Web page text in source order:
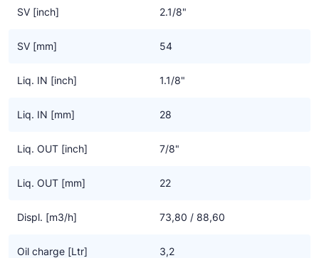
van de draairichting, evenals een oliecarter met een groot
PTC-sensoren in serie om de wikkelingstemperatuur en, indien
SV [inch] 2.1/8"
SV [mm] 54
Liq. IN [inch] 1.1/8"
Liq. IN [mm] 28
Liq. OUT [inch] 7/8"
Liq. OUT [mm] 22
Displ. [m3/h] 73,80 / 88,60
Oil charge [Ltr] 3,2